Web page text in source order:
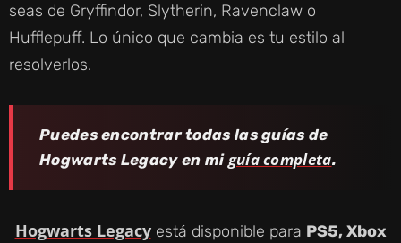
seas de Gryffindor, Slytherin, Ravenclaw o
Hufflepuff. Lo único que cambia es tu estilo al
resolverlos.
Puedes encontrar todas las guías de
Hogwarts Legacy en mi guía completa.
Hogwarts Legacyestá disponible para PS5, Xbox